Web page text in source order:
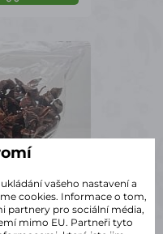
vašeho nastavení a
cookies. Informace o tom,
partnery pro sociální média,
mimo EU. Partneři tyto